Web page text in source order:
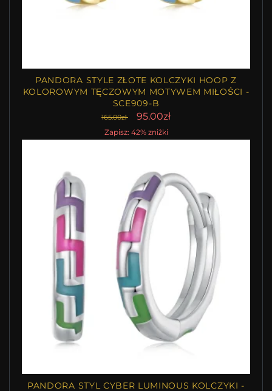
PANDORA STYLE ZŁOTE KOLCZYKI HOOP Z
KOLOROWYM TĘCZOWYM MOTYWEM MIŁOŚCI -
SCE909-B
165.00zł 95.00zł
Zapisz: 42% zniżki
PANDORA STYL CYBER LUMINOUS KOLCZYKI -